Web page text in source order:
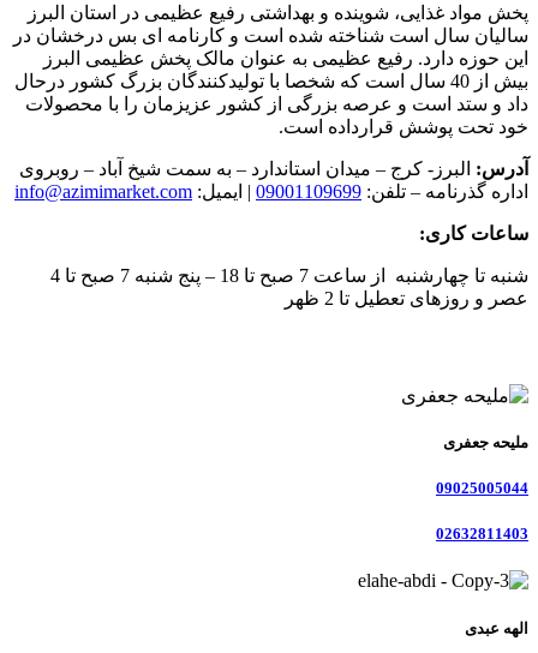
پخش مواد غذایی، شوینده و بهداشتی رفیع عظیمی در استان البرز
سالیان سال است شناخته شده است و کارنامه ای بس درخشان در
این حوزه دارد. رفیع عظیمی به عنوان مالک پخش عظیمی البرز
بیش از 40 سال است که شخصا با تولیدکنندگان بزرگ کشور درحال
داد و ستد است و عرصه بزرگی از کشور عزیزمان را با محصولات
خود تحت پوشش قرارداده است.
آدرس: البرز- کرج – میدان استاندارد – به سمت شیخ آباد – روبروی
اداره گذرنامه – تلفن: 09001109699 | ایمیل: info@azimimarket.com
ساعات کاری:
شنبه تا چهارشنبه از ساعت 7 صبح تا 18 – پنج شنبه 7 صبح تا 4
عصر و روزهای تعطیل تا 2 ظهر
ملیحه جعفری
09025005044
02632811403
الهه عبدی